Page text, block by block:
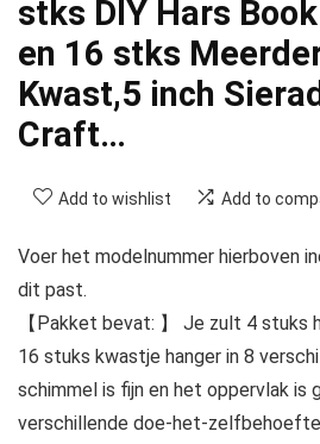
stks DIY Hars
en 16 stks
Kwast,5 inch
Craft…
Add to wishlist Add to
Voer het modelnummer hierboven
dit past.
【Pakket bevat: 】 Je zult 4 stuks
16 stuks kwastje hanger in 8
schimmel is fijn en het oppervlak is
verschillende doe-het-